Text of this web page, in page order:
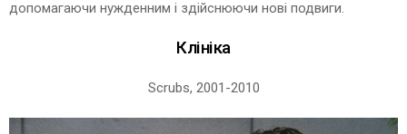
допомагаючи нужденним і здійснюючи нові подвиги.
Клініка
Scrubs, 2001-2010